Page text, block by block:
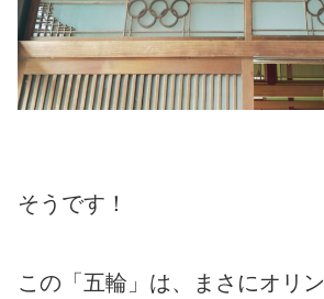
そうです！
この「五輪」は、まさにオリ